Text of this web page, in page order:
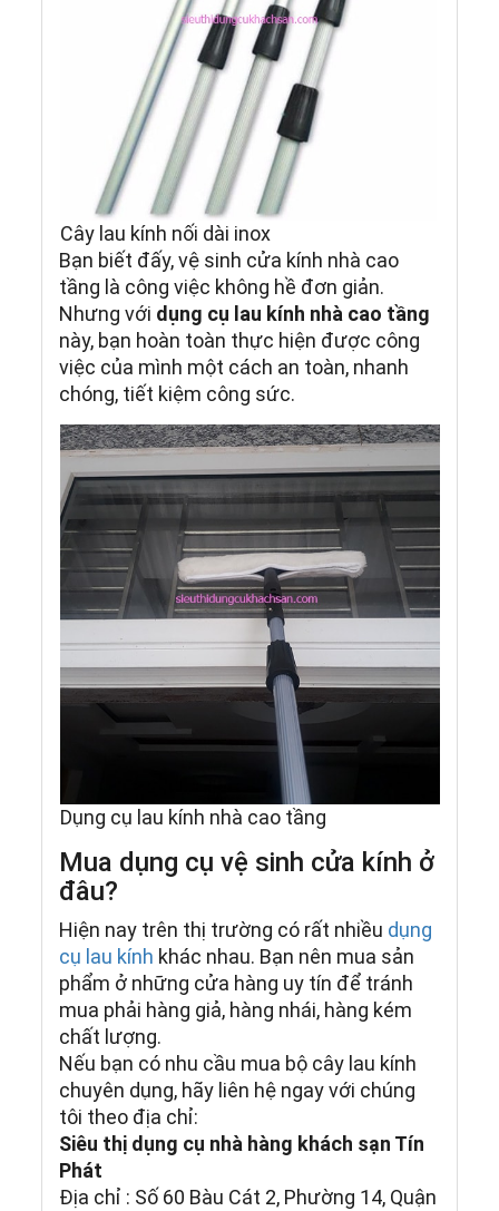
Cây lau kính nối dài inox
Bạn biết đấy, vệ sinh cửa kính nhà cao
tầng là công việc không hề đơn giản.
Nhưng với dụng cụ lau kính nhà cao tầng
này, bạn hoàn toàn thực hiện được công
việc của mình một cách an toàn, nhanh
chóng, tiết kiệm công sức.
Dụng cụ lau kính nhà cao tầng
Mua dụng cụ vệ sinh cửa kính ở
đâu?
Hiện nay trên thị trường có rất nhiều dụng
cụ lau kính khác nhau. Bạn nên mua sản
phẩm ở những cửa hàng uy tín để tránh
mua phải hàng giả, hàng nhái, hàng kém
chất lượng.
Nếu bạn có nhu cầu mua bộ cây lau kính
chuyên dụng, hãy liên hệ ngay với chúng
tôi theo địa chỉ:
Siêu thị dụng cụ nhà hàng khách sạn Tín
Phát
Địa chỉ : Số 60 Bàu Cát 2, Phường 14, Quận